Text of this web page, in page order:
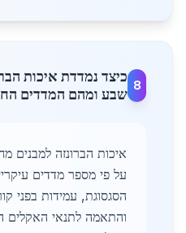
8
כיצד נמדדת איכות
שבע ומהם המדדים
איכות הברונזה למבנים
על פי מספר מדדים
הסגסוגת, עמידות בפני
והתאמה לתנאי האקלים